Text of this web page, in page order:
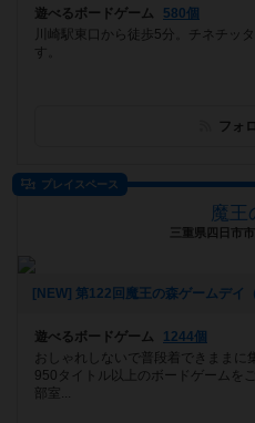
遊べるボードゲーム
580個
川崎駅東口から徒歩5分。チネチッ
す。
フォ
プレイスペース
魔王
三重県四日市
[NEW] 第122回魔王の森ゲームデイ
遊べるボードゲーム
1244個
おしゃれしないで普段着できままに
950タイトル以上のボードゲームを
部室...